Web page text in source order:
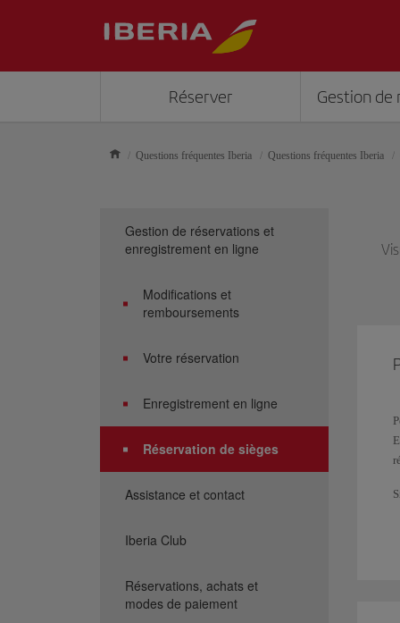
Réserver Gestion de
Questions fréquentes Iberia Questions fréquentes Iberia
Gestion de réservations et
enregistrement en ligne
Modifications et
remboursements
Votre réservation
Enregistrement en ligne
Réservation de sièges
Assistance et contact
Iberia Club
Réservations, achats et
modes de paiement